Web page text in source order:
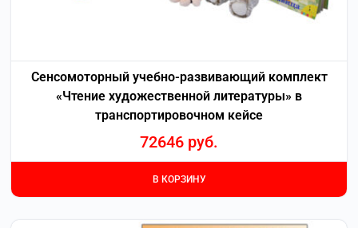
Сенсомоторный учебно-развивающий комплект
«Чтение художественной литературы» в
транспортировочном кейсе
72646 руб.
В КОРЗИНУ